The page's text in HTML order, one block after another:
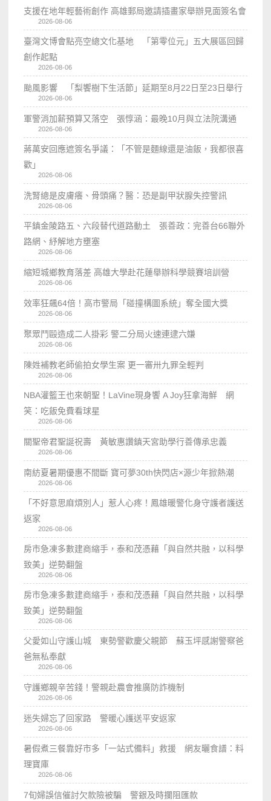
支援在地年輕藝術創作 高雄郵局邀請插畫家舉辦見面簽名會
2026-08-06
臺灣文博會點亮空總文化基地 「第零位元」五大展區回歸
創作起點
2026-08-06
颱風影響 「梨饗樹下生活節」延期至8月22日至23日舉行
2026-08-06
軍警消加薪預算又落空 張惇涵：最晚10月與立法院溝通
2026-08-06
蔣萬安回應遮簽名爭議：「不管是麵線還是油飯，我都很喜
歡」
2026-08-06
洗腎總是皮膚癢、骨頭痛？醫：恐是副甲狀腺失控警訊
2026-08-06
平鎮金陵路五、六段替代道路動土 張善政：完善台66聯外
路網、紓解地方壅塞
2026-08-06
縮短城鄉教育落差 高雄大學赴花蓮舉辦科學競賽培訓營
2026-08-06
效率狂飆64倍！高市警局「碰撞構圖系統」奪全國大獎
2026-08-06
聚眾鬥毆造成二人掛彩 警二分局火速連逮六嫌
2026-08-06
陳姓補教老師偷拍女學生案 更一審卅九罪全輕判
2026-08-06
NBA灌籃王也來朝聖！LaVine現身饗 A Joy狂拿海鮮 網
笑：吃飯免費看球星
2026-08-06
關聖帝君聖誕祝壽 黃敏惠讚鎮天宮助學行善傳承忠義
2026-08-06
南紡夏暑期優惠不間斷 寶可夢30th快閃店×源少年掀熱潮
2026-08-06
「不好意思麻煩別人」惹人心疼！鳳雄暖警化身守護者護送
返家
2026-08-06
房市急凍多數建商縮手，泰和茂憑藉「與自然共融，以科學
致美」逆勢翻盤
2026-08-06
房市急凍多數建商縮手，泰和茂憑藉「與自然共融，以科學
致美」逆勢翻盤
2026-08-06
父愛如山守護山城 東勢警歡慶父親節 蘇玉坪感謝警察爸
爸無私奉獻
2026-08-06
守護鄉親辛苦錢！警親赴農會推廣防詐機制
2026-08-06
迷失婦忘了回家路 警暖心護送平安返家
2026-08-06
暑假煮三餐靠好市多「一站式備料」救援 網友曬食譜：料
理寶庫
2026-08-06
7旬婦誤信催討欠款險被騙 警銀及時攔阻匯款